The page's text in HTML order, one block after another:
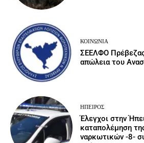
ΚΟΙΝΩΝΙΑ
ΣΕΕΛΦΟ
απώλεια του
ΉΠΕΙΡΟΣ
Έλεγχοι στην
καταπολέμηση
ναρκωτικών -8-